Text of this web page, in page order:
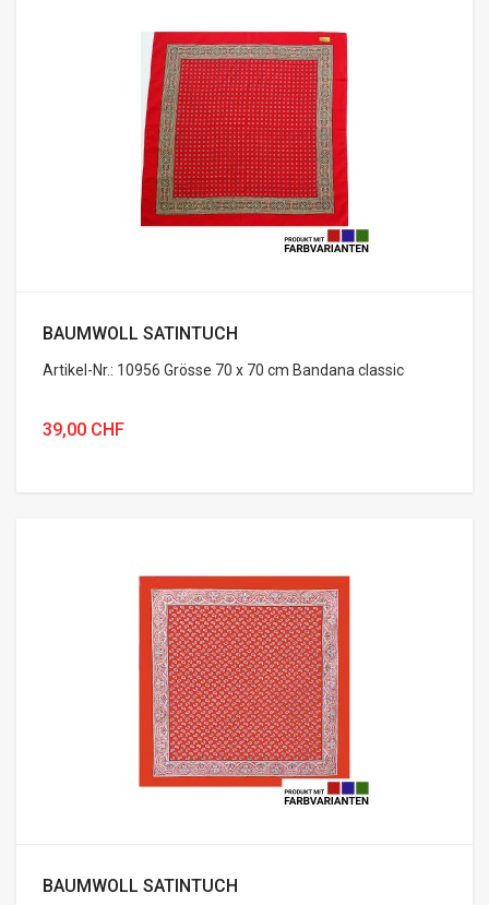
BAUMWOLL SATINTUCH
Artikel-Nr.: 10956 Grösse 70 x 70 cm Bandana classic
39,00 CHF
BAUMWOLL SATINTUCH